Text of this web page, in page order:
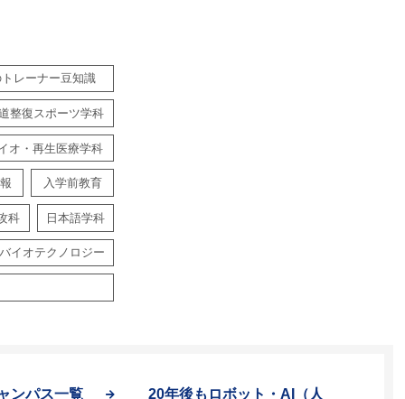
レーナー豆知識
整復スポーツ学科
オ・再生医療学科
入学前教育
科 日本語学科
バイオテクノロジー
ンパス一覧
20年後もロボット・AI（人